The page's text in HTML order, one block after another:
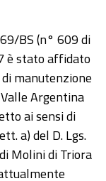
BS (n° 609 di
è stato affidato
manutenzione
Argentina
ai sensi di
a) del D. Lgs.
Molini di Triora